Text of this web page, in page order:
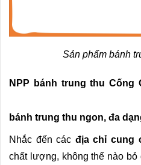
Sản phẩm bánh
NPP bánh trung thu
bánh trung thu ngon, đa
Nhắc đến các địa chỉ cung
chất lượng, không thể nào bỏ